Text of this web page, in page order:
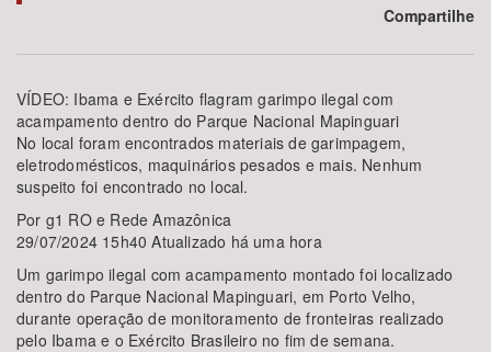
Área Protegida
BUSCAR
Compartilhe
VÍDEO: Ibama e Exército flagram garimpo ilegal com
acampamento dentro do Parque Nacional Mapinguari
No local foram encontrados materiais de garimpagem,
eletrodomésticos, maquinários pesados e mais. Nenhum
suspeito foi encontrado no local.
Por g1 RO e Rede Amazônica
29/07/2024 15h40 Atualizado há uma hora
Um garimpo ilegal com acampamento montado foi localizado
dentro do Parque Nacional Mapinguari, em Porto Velho,
durante operação de monitoramento de fronteiras realizado
pelo Ibama e o Exército Brasileiro no fim de semana.